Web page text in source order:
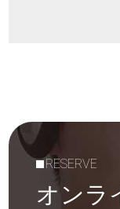
RESERVE
オンラ